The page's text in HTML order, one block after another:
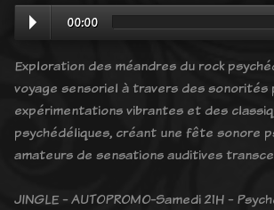
00:00
Exploration des méandres du rock
voyage sensoriel à travers des sonorités
expérimentations vibrantes et des
psychédéliques, créant une fête sonore
amateurs de sensations auditives
JINGLE - AUTOPROMO-Samedi 21H -